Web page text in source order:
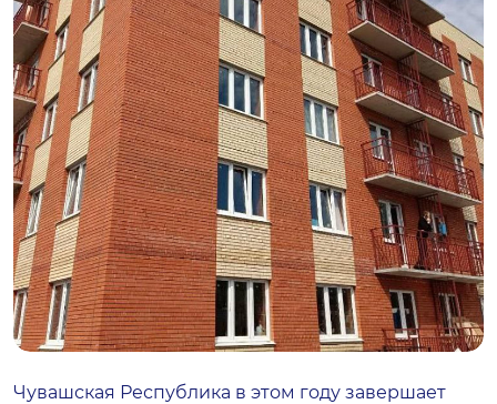
Чувашская Республика в этом году завершает